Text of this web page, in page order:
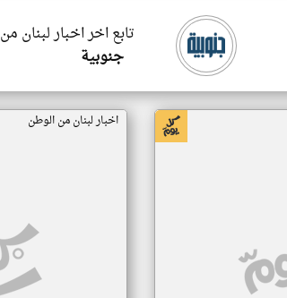
تابع اخر اخبار لبنان من
جنوبية
اخبار لبنان من الوطن